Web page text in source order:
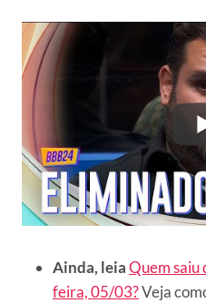
Ainda, leiaQuem saiu
feira, 05/03?Veja